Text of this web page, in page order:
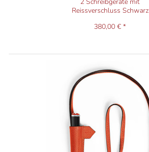
2 Schreibgeräte mit
Reissverschluss Schwarz
380,00 € *